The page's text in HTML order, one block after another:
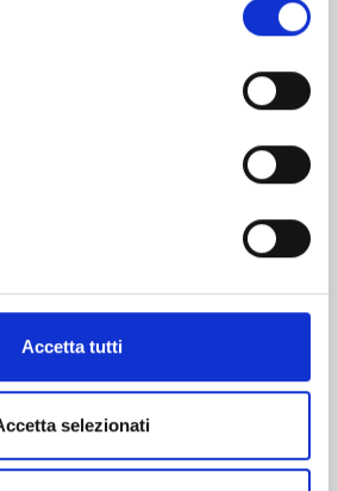
Accetta tutti
selezionati
Mostra tutto